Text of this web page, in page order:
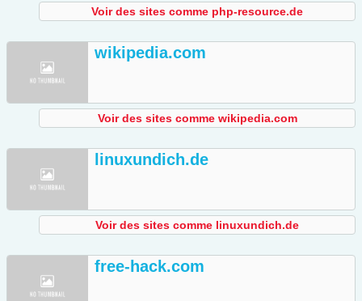
Voir des sites comme php-resource.de
wikipedia.com
Voir des sites comme wikipedia.com
linuxundich.de
Voir des sites comme linuxundich.de
free-hack.com